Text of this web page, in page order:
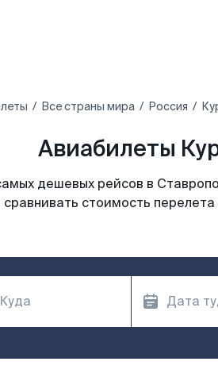
Все страны мира Россия
Авиабилеты
дешевых рейсов в
сравнивать стоимость